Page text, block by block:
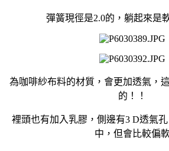
彈簧現徑是2.0的，躺起來是
為咖啡紗布料的材質，會更加透氣，
的！！
裡頭也有加入乳膠，側邊有3 D透氣
中，但會比較偏